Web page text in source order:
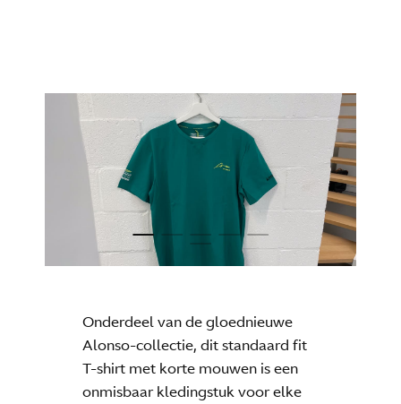
Onderdeel van de gloednieuwe
Alonso-collectie, dit standaard fit
T-shirt met korte mouwen is een
onmisbaar kledingstuk voor elke